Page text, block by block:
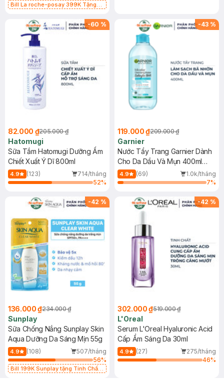
Bill La roche-posay 399K Tặng
(SL có hạn)
-60 %
82.000 ₫205.000 ₫
Hatomugi
Sữa Tắm Hatomugi Dưỡng Ẩm
Chiết Xuất Ý Dĩ 800ml
4.9 (123)
714/tháng
52%
-43 %
119.000 ₫209.000 ₫
Garnier
Nước Tẩy Trang Garnier Dành
Cho Da Dầu Và Mụn 400ml
(Mới)
4.9 (69)
1.0k/tháng
7%
-42 %
136.000 ₫234.000 ₫
Sunplay
Sữa Chống Nắng Sunplay Skin
Aqua Dưỡng Da Sáng Mịn 55g
4.9 (108)
507/tháng
56%
Bill 199K Sunplay tặng Tinh Chất
-42 %
302.000 ₫519.000 ₫
L'Oreal
Serum L'Oreal Hyaluronic Acid
Cấp Ẩm Sáng Da 30ml
4.9 (27)
275/tháng
46%